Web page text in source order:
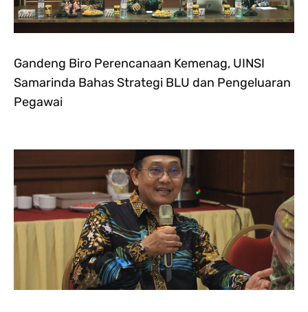
Gandeng Biro Perencanaan Kemenag, UINSI
Samarinda Bahas Strategi BLU dan Pengeluaran
Pegawai